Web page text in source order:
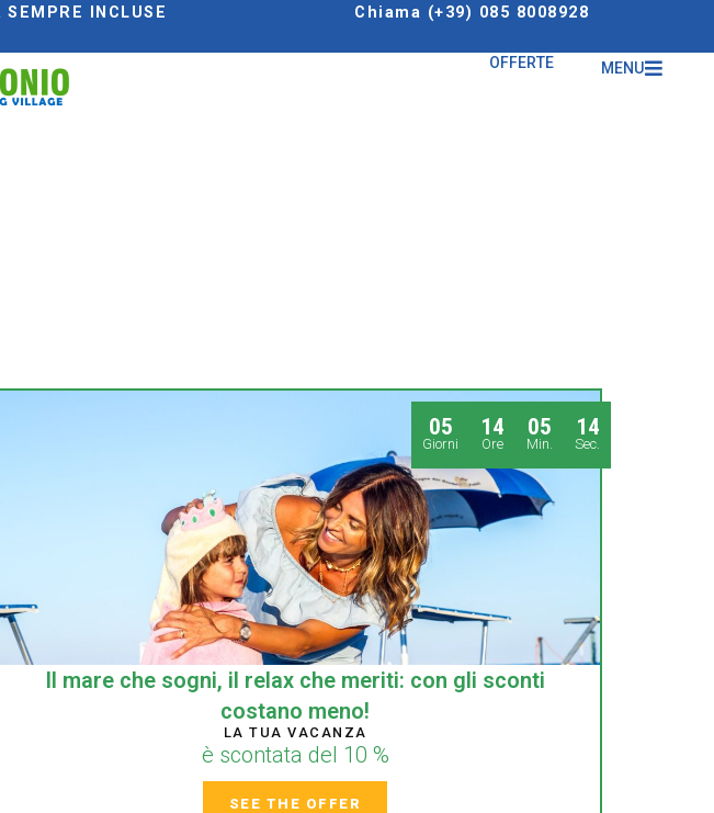
INCLUSE Chiama (+39) 085 8008928
OFFERTE MENU
Il mare che sogni, il relax che meriti: con gli sconti
costano meno!
LA TUA VACANZA
è scontata del 10 %
SEE THE OFFER
05
Giorni
14
Ore
05
Min.
14
Sec.